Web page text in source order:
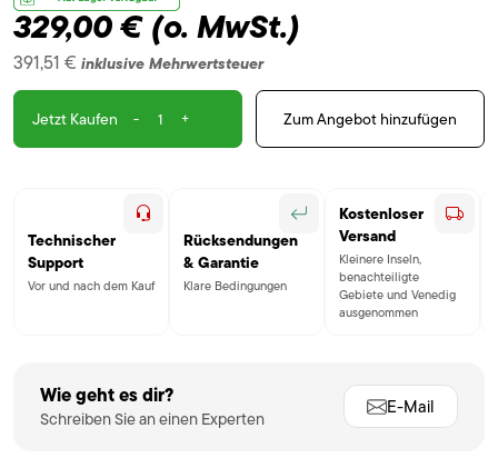
329,00 €(o. MwSt.)
391,51 € inklusive Mehrwertsteuer
Jetzt Kaufen - + Zum Angebot hinzufügen
Technischer
Support
Vor und nach dem Kauf
Rücksendungen
& Garantie
Klare Bedingungen
Kostenloser
Versand
Kleinere Inseln,
benachteiligte
Gebiete und Venedig
ausgenommen
Wie geht es dir?
Schreiben Sie an einen Experten
E-Mail